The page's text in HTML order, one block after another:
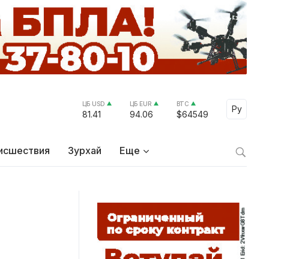
ЦБ USD
81.41
ЦБ EUR
94.06
BTC
$64549
Ру
Select
Зурхай Еще